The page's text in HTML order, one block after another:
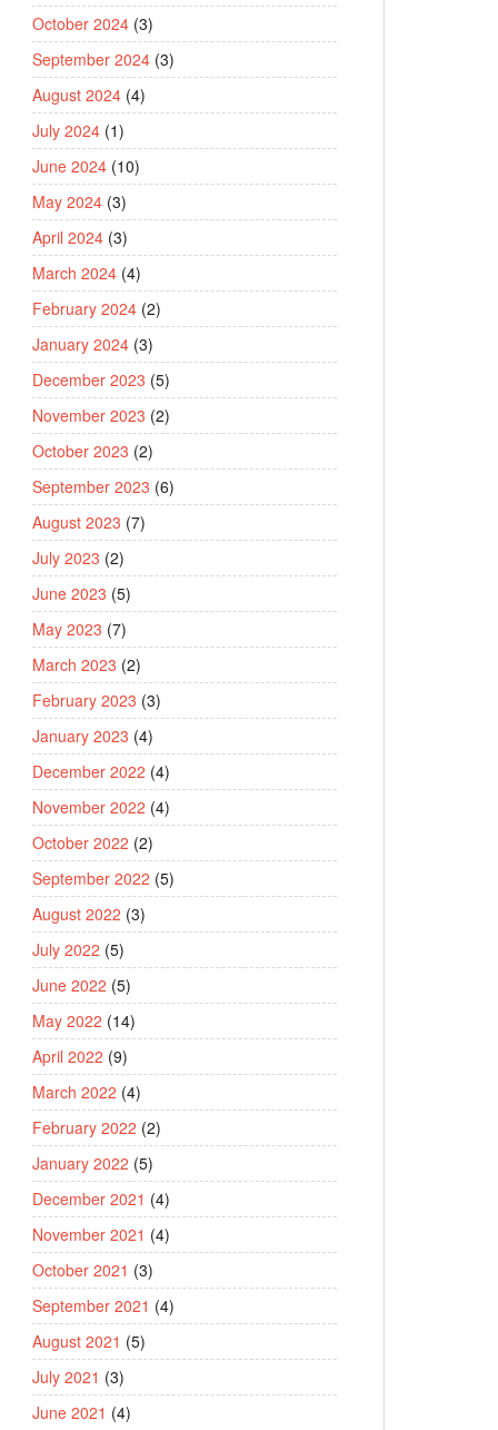
October 2024 (3)
September 2024 (3)
August 2024 (4)
July 2024 (1)
June 2024 (10)
May 2024 (3)
April 2024 (3)
March 2024 (4)
February 2024 (2)
January 2024 (3)
December 2023 (5)
November 2023 (2)
October 2023 (2)
September 2023 (6)
August 2023 (7)
July 2023 (2)
June 2023 (5)
May 2023 (7)
March 2023 (2)
February 2023 (3)
January 2023 (4)
December 2022 (4)
November 2022 (4)
October 2022 (2)
September 2022 (5)
August 2022 (3)
July 2022 (5)
June 2022 (5)
May 2022 (14)
April 2022 (9)
March 2022 (4)
February 2022 (2)
January 2022 (5)
December 2021 (4)
November 2021 (4)
October 2021 (3)
September 2021 (4)
August 2021 (5)
July 2021 (3)
June 2021 (4)